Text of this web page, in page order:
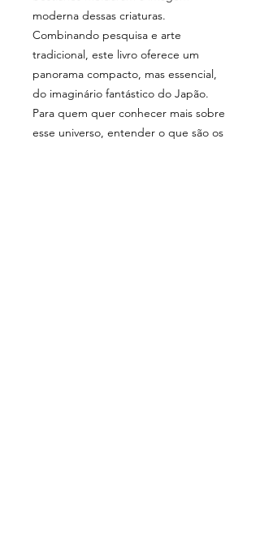
moderna dessas criaturas.
Combinando pesquisa e arte
tradicional, este livro oferece um
panorama compacto, mas essencial,
do imaginário fantástico do Japão.
Para quem quer conhecer mais sobre
esse universo, entender o que são os